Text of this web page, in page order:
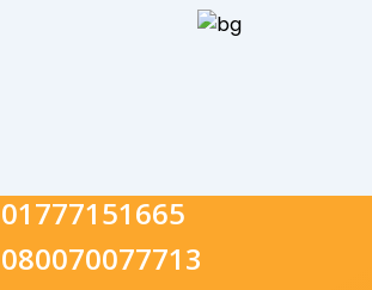
01777151665
080070077713